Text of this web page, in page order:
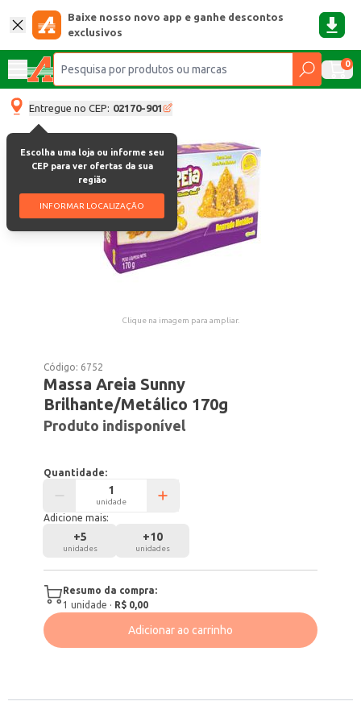
Baixe nosso novo app e ganhe descontos
exclusivos
0
Entregue no CEP: 02170-901
Escolha uma loja ou informe seu
CEP para ver ofertas da sua
região
INFORMAR LOCALIZAÇÃO
Clique na imagem para ampliar.
Código: 6752
Massa Areia Sunny
Brilhante/Metálico 170g
Produto indisponível
Quantidade:
unidade
Adicione mais:
+5
unidades
+10
unidades
Resumo da compra:
1 unidade · R$ 0,00
Adicionar ao carrinho